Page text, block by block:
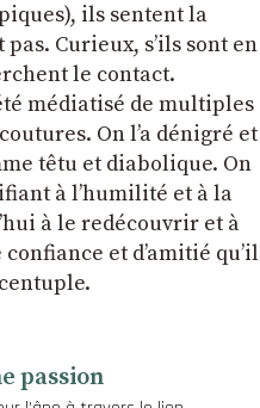
ils sentent la
Curieux, sʼils sont en
le contact.
médiatisé de multiples
On lʼa dénigré et
têtu et diabolique. On
à lʼhumilité et à la
à le redécouvrir et à
et dʼamitié quʼil
passion